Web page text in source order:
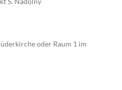
oder Raum 1 im